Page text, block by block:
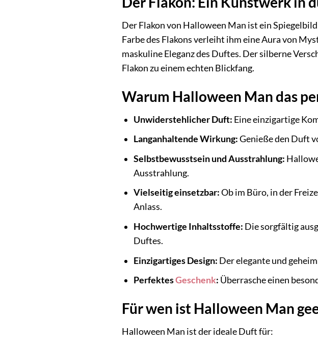
Der Flakon von Halloween Man ist ein
Farbe des Flakons verleiht ihm eine Aura von
maskuline Eleganz des Duftes. Der silberne
Flakon zu einem echten Blickfang.
Warum Halloween Man das
Unwiderstehlicher Duft: Eine einzigartige
Langanhaltende Wirkung:Genieße den Duft
Selbstbewusstsein und Ausstrahlung:
Ausstrahlung.
Vielseitig einsetzbar:Ob im Büro, in der
Anlass.
Hochwertige Inhaltsstoffe: Die sorgfältig
Duftes.
Einzigartiges Design: Der elegante und
PerfektesGeschenk: Überrasche einen
Für wen ist Halloween Man
Halloween Man ist der ideale Duft für: